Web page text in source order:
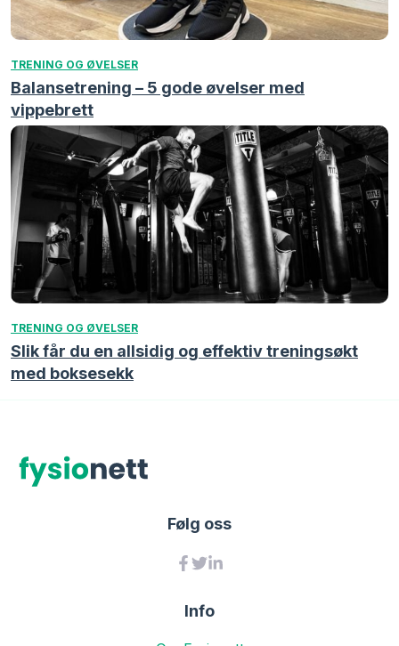
TRENING OG ØVELSER
Balansetrening – 5 gode øvelser med
vippebrett
TRENING OG ØVELSER
Slik får du en allsidig og effektiv treningsøkt
med boksesekk
Følg oss
Info